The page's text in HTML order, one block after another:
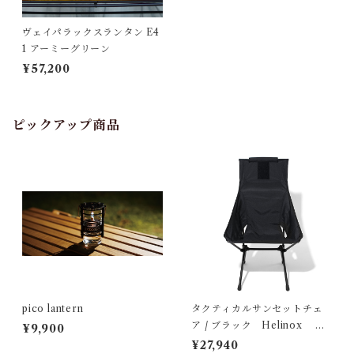
ヴェイパラックスランタン E4
1 アーミーグリーン
¥57,200
ピックアップ商品
pico lantern
¥9,900
タクティカルサンセットチェ
ア / ブラック Helinox ヘ
リノックス
¥27,940